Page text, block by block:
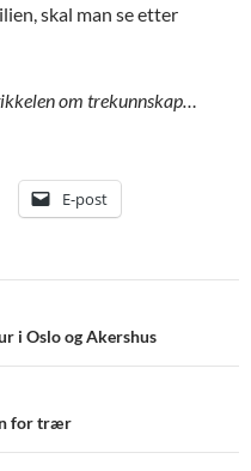
skal man se etter
om trekunnskap…
E-post
i Oslo og Akershus
for trær